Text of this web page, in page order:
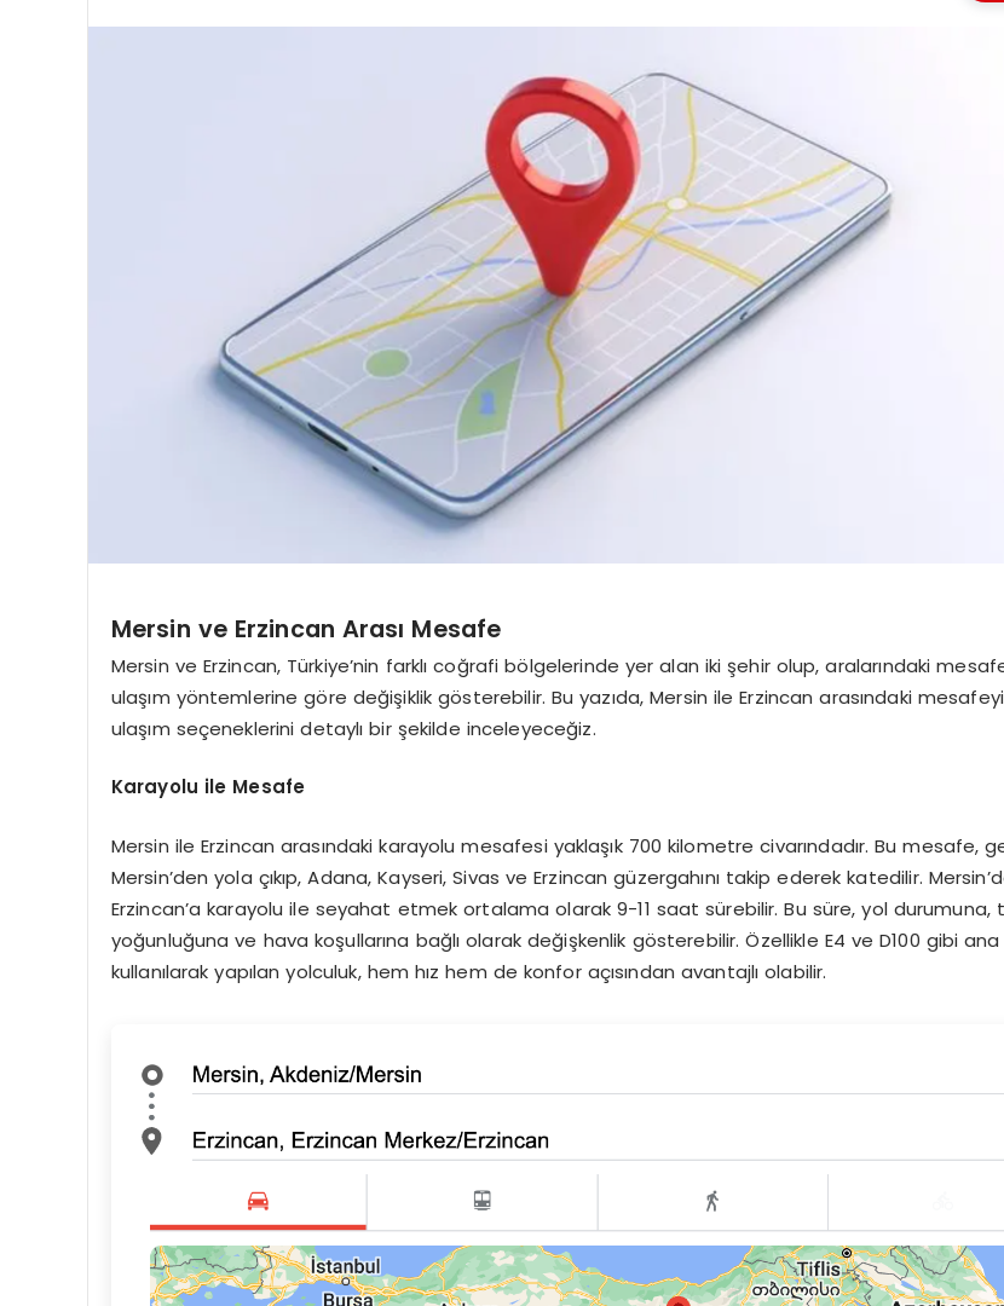
Mersin ve Erzincan Arası Mesafe
Mersin ve Erzincan, Türkiye’nin farklı coğrafi bölgelerinde yer alan iki şehir olup, aralarındaki
ulaşım yöntemlerine göre değişiklik gösterebilir. Bu yazıda, Mersin ile Erzincan arasındaki
ulaşım seçeneklerini detaylı bir şekilde inceleyeceğiz.
Karayolu ile Mesafe
Mersin ile Erzincan arasındaki karayolu mesafesi yaklaşık 700 kilometre civarındadır. Bu mesafe,
Mersin’den yola çıkıp, Adana, Kayseri, Sivas ve Erzincan güzergahını takip ederek katedilir.
Erzincan’a karayolu ile seyahat etmek ortalama olarak 9-11 saat sürebilir. Bu süre, yol durumuna,
yoğunluğuna ve hava koşullarına bağlı olarak değişkenlik gösterebilir. Özellikle E4 ve D100 gibi
kullanılarak yapılan yolculuk, hem hız hem de konfor açısından avantajlı olabilir.